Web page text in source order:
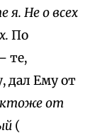
я. Не о всех
По
те,
дал Ему от
от
(